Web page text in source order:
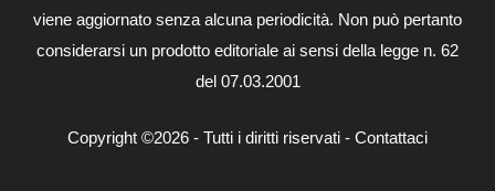
viene aggiornato senza alcuna periodicità. Non può pertanto
considerarsi un prodotto editoriale ai sensi della legge n. 62
del 07.03.2001
Copyright ©2026 - Tutti i diritti riservati - Contattaci